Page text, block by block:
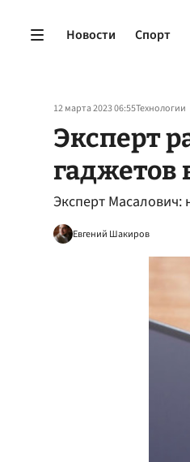
Новости Спорт
12 марта 2023 06:55Технологии
Эксперт
гаджетов
Эксперт Масалович:
Евгений Шакиров